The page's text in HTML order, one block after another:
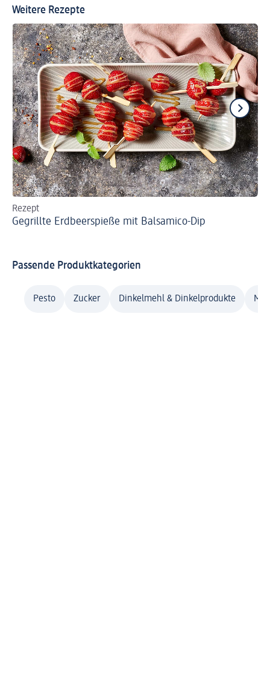
Weitere Rezepte
Rezept
Gegrillte Erdbeerspieße mit Balsamico-Dip
Passende Produktkategorien
Pesto Zucker Dinkelmehl & Dinkelprodukte